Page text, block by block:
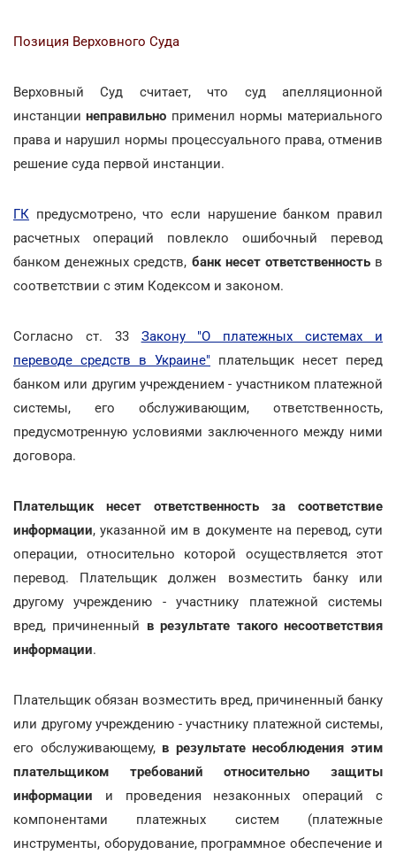
Позиция Верховного Суда
Верховный Суд считает, что суд апелляционной
инстанции неправильно применил нормы материального
права и нарушил нормы процессуального права, отменив
решение суда первой инстанции.
ГК предусмотрено, что если нарушение банком правил
расчетных операций повлекло ошибочный перевод
банком денежных средств, банк несет ответственностьв
соответствии с этим Кодексом и законом.
Согласно ст. 33 Закону "О платежных системах и
переводе средств в Украине" плательщик несет перед
банком или другим учреждением - участником платежной
системы, его обслуживающим, ответственность,
предусмотренную условиями заключенного между ними
договора.
Плательщик несет ответственность за соответствие
информации, указанной им в документе на перевод, сути
операции, относительно которой осуществляется этот
перевод. Плательщик должен возместить банку или
другому учреждению - участнику платежной системы
вред, причиненный в результате такого несоответствия
информации.
Плательщик обязан возместить вред, причиненный банку
или другому учреждению - участнику платежной системы,
его обслуживающему, в результате несоблюдения этим
плательщиком требований относительно защиты
информации и проведения незаконных операций с
компонентами платежных систем (платежные
инструменты, оборудование, программное обеспечение и